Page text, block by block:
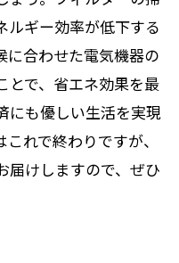
ルギー効率が低下する
に合わせた電気機器の
とで、省エネ効果を最
にも優しい生活を実現
れで終わりですが、
届けしますので、ぜひ